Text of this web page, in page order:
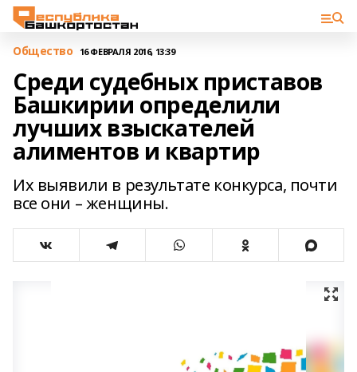
Общество 16 ФЕВРАЛЯ 2016, 13:39
Среди судебных приставов
Башкирии определили
лучших взыскателей
алиментов и квартир
Их выявили в результате конкурса, почти
все они – женщины.